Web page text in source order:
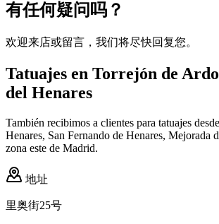
有任何疑问吗？
欢迎来店或留言，我们将尽快回复您。
Tatuajes en Torrejón de
del Henares
También recibimos a clientes para tatuajes
Henares, San Fernando de Henares, Mejorada
zona este de Madrid.
地址
里奥街25号